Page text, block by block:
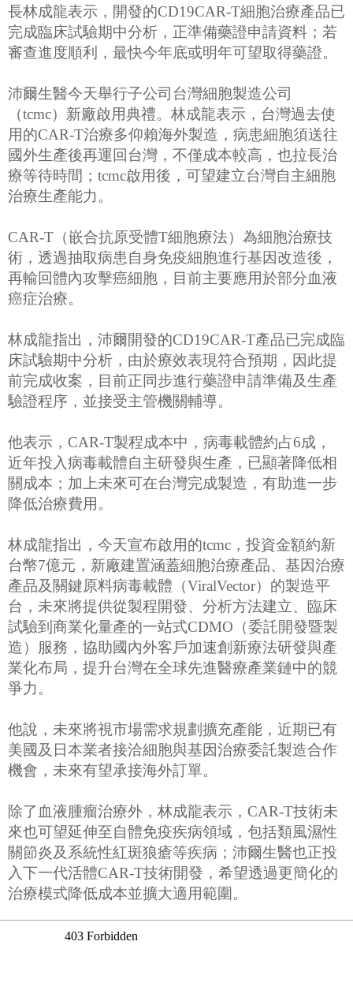
長林成龍表示，開發的CD19CAR-T細胞治療產品已
完成臨床試驗期中分析，正準備藥證申請資料；若
審查進度順利，最快今年底或明年可望取得藥證。
沛爾生醫今天舉行子公司台灣細胞製造公司
（tcmc）新廠啟用典禮。林成龍表示，台灣過去使
用的CAR-T治療多仰賴海外製造，病患細胞須送往
國外生產後再運回台灣，不僅成本較高，也拉長治
療等待時間；tcmc啟用後，可望建立台灣自主細胞
治療生產能力。
CAR-T（嵌合抗原受體T細胞療法）為細胞治療技
術，透過抽取病患自身免疫細胞進行基因改造後，
再輸回體內攻擊癌細胞，目前主要應用於部分血液
癌症治療。
林成龍指出，沛爾開發的CD19CAR-T產品已完成臨
床試驗期中分析，由於療效表現符合預期，因此提
前完成收案，目前正同步進行藥證申請準備及生產
驗證程序，並接受主管機關輔導。
他表示，CAR-T製程成本中，病毒載體約占6成，
近年投入病毒載體自主研發與生產，已顯著降低相
關成本；加上未來可在台灣完成製造，有助進一步
降低治療費用。
林成龍指出，今天宣布啟用的tcmc，投資金額約新
台幣7億元，新廠建置涵蓋細胞治療產品、基因治療
產品及關鍵原料病毒載體（ViralVector）的製造平
台，未來將提供從製程開發、分析方法建立、臨床
試驗到商業化量產的一站式CDMO（委託開發暨製
造）服務，協助國內外客戶加速創新療法研發與產
業化布局，提升台灣在全球先進醫療產業鏈中的競
爭力。
他說，未來將視市場需求規劃擴充產能，近期已有
美國及日本業者接洽細胞與基因治療委託製造合作
機會，未來有望承接海外訂單。
除了血液腫瘤治療外，林成龍表示，CAR-T技術未
來也可望延伸至自體免疫疾病領域，包括類風濕性
關節炎及系統性紅斑狼瘡等疾病；沛爾生醫也正投
入下一代活體CAR-T技術開發，希望透過更簡化的
治療模式降低成本並擴大適用範圍。